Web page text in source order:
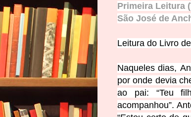
Primeira Leitura
São José de
Leitura do Livro d
Naqueles dias,
por onde devia
ao pai: “Teu
acompanhou”.